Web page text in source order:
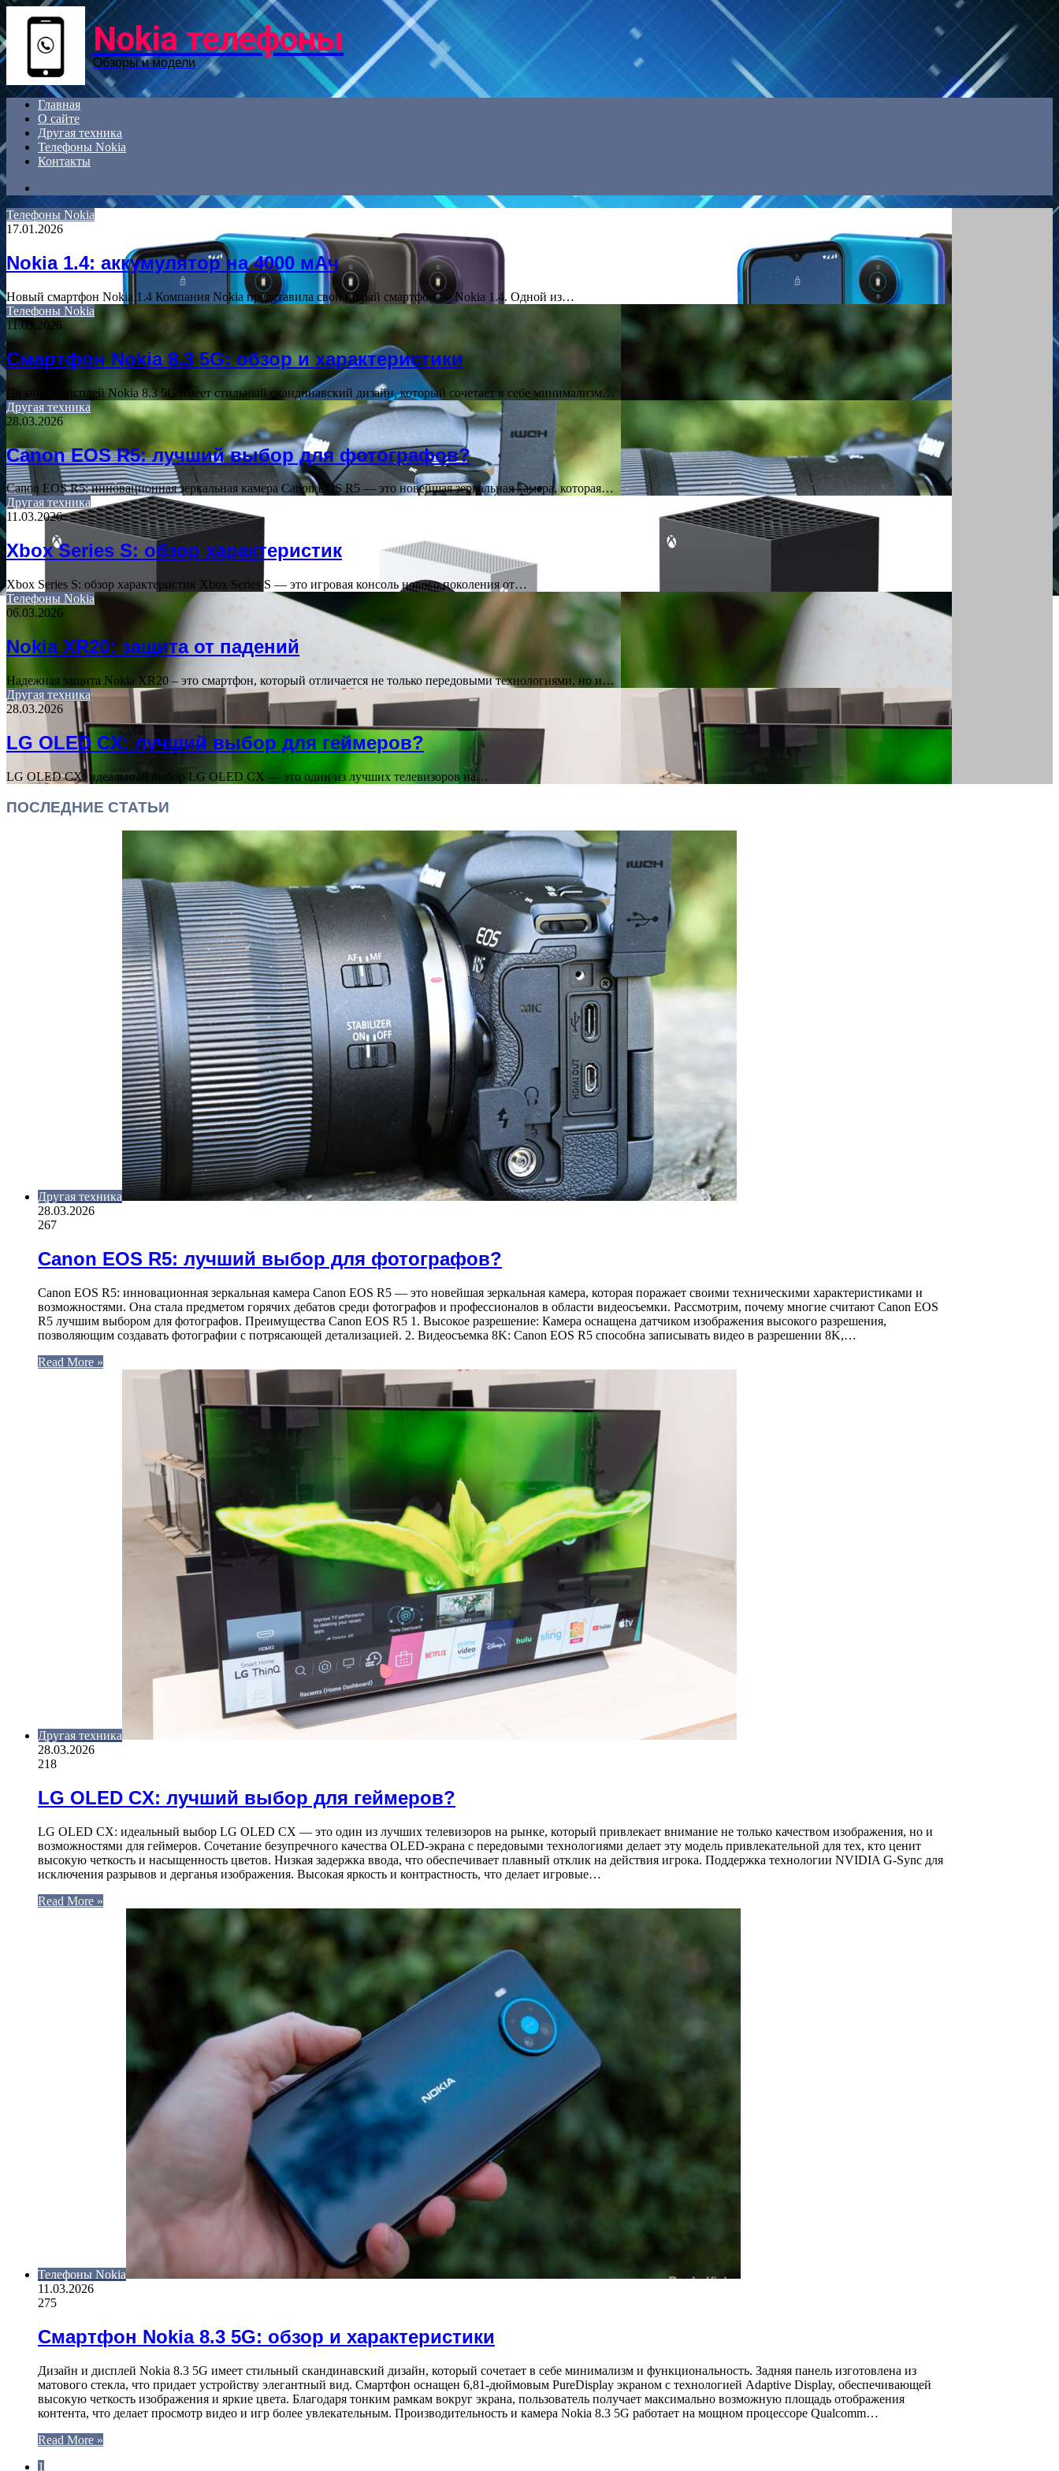
Nokia телефоны
Обзоры и модели
Главная
О сайте
Другая техника
Телефоны Nokia
Контакты
Телефоны Nokia
17.01.2026
Nokia 1.4: аккумулятор на 4000 мАч
Новый смартфон Nokia 1.4 Компания Nokia представила свой новый смартфон — Nokia 1.4. Одной из…
Телефоны Nokia
11.03.2026
Смартфон Nokia 8.3 5G: обзор и характеристики
Дизайн и дисплей Nokia 8.3 5G имеет стильный скандинавский дизайн, который сочетает в себе минимализм…
Другая техника
28.03.2026
Canon EOS R5: лучший выбор для фотографов?
Canon EOS R5: инновационная зеркальная камера Canon EOS R5 — это новейшая зеркальная камера, которая…
Другая техника
11.03.2026
Xbox Series S: обзор характеристик
Xbox Series S: обзор характеристик Xbox Series S — это игровая консоль нового поколения от…
Телефоны Nokia
06.03.2026
Nokia XR20: защита от падений
Надежная защита Nokia XR20 – это смартфон, который отличается не только передовыми технологиями, но и…
Другая техника
28.03.2026
LG OLED CX: лучший выбор для геймеров?
LG OLED CX: идеальный выбор LG OLED CX — это один из лучших телевизоров на…
ПОСЛЕДНИЕ СТАТЬИ
Другая техника
28.03.2026
267
Canon EOS R5: лучший выбор для фотографов?
Canon EOS R5: инновационная зеркальная камера Canon EOS R5 — это новейшая зеркальная камера, которая поражает своими техническими характеристиками и
возможностями. Она стала предметом горячих дебатов среди фотографов и профессионалов в области видеосъемки. Рассмотрим, почему многие считают Canon EOS
R5 лучшим выбором для фотографов. Преимущества Canon EOS R5 1. Высокое разрешение: Камера оснащена датчиком изображения высокого разрешения,
позволяющим создавать фотографии с потрясающей детализацией. 2. Видеосъемка 8K: Canon EOS R5 способна записывать видео в разрешении 8K,…
Read More »
Другая техника
28.03.2026
218
LG OLED CX: лучший выбор для геймеров?
LG OLED CX: идеальный выбор LG OLED CX — это один из лучших телевизоров на рынке, который привлекает внимание не только качеством изображения, но и
возможностями для геймеров. Сочетание безупречного качества OLED-экрана с передовыми технологиями делает эту модель привлекательной для тех, кто ценит
высокую четкость и насыщенность цветов. Низкая задержка ввода, что обеспечивает плавный отклик на действия игрока. Поддержка технологии NVIDIA G-Sync для
исключения разрывов и дерганья изображения. Высокая яркость и контрастность, что делает игровые…
Read More »
Телефоны Nokia
11.03.2026
275
Смартфон Nokia 8.3 5G: обзор и характеристики
Дизайн и дисплей Nokia 8.3 5G имеет стильный скандинавский дизайн, который сочетает в себе минимализм и функциональность. Задняя панель изготовлена из
матового стекла, что придает устройству элегантный вид. Смартфон оснащен 6,81-дюймовым PureDisplay экраном с технологией Adaptive Display, обеспечивающей
высокую четкость изображения и яркие цвета. Благодаря тонким рамкам вокруг экрана, пользователь получает максимально возможную площадь отображения
контента, что делает просмотр видео и игр более увлекательным. Производительность и камера Nokia 8.3 5G работает на мощном процессоре Qualcomm…
Read More »
1